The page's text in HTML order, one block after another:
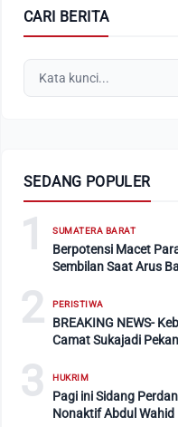
CARI BERITA
SEDANG POPULER
1 SUMATERA BARAT
Berpotensi Macet
Sembilan Saat Arus
2 PERISTIWA
BREAKING NEWS-
Camat Sukajadi
3 HUKRIM
Pagi ini Sidang
Nonaktif Abdul Wahid